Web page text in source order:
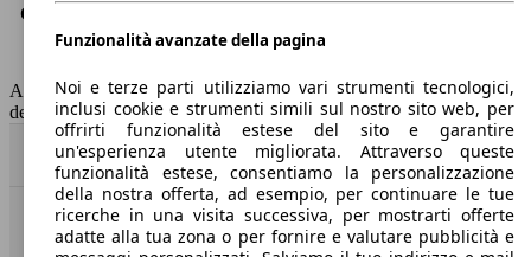
Consumo (combinato)*
Classe di emissione
Euro 6
AutoScout24 non si assume alcuna responsabilità per la correttezza
dei dati.
Torna su
Benvenuti su AutoScout24, il mercato auto europeo.
Funzionalità avanzate della pagina
Noi e terze parti utilizziamo vari strumenti tecnologici,
inclusi cookie e strumenti simili sul nostro sito web, per
offrirti funzionalità estese del sito e garantire
un'esperienza utente migliorata. Attraverso queste
funzionalità estese, consentiamo la personalizzazione
della nostra offerta, ad esempio, per continuare le tue
ricerche in una visita successiva, per mostrarti offerte
adatte alla tua zona o per fornire e valutare pubblicità e